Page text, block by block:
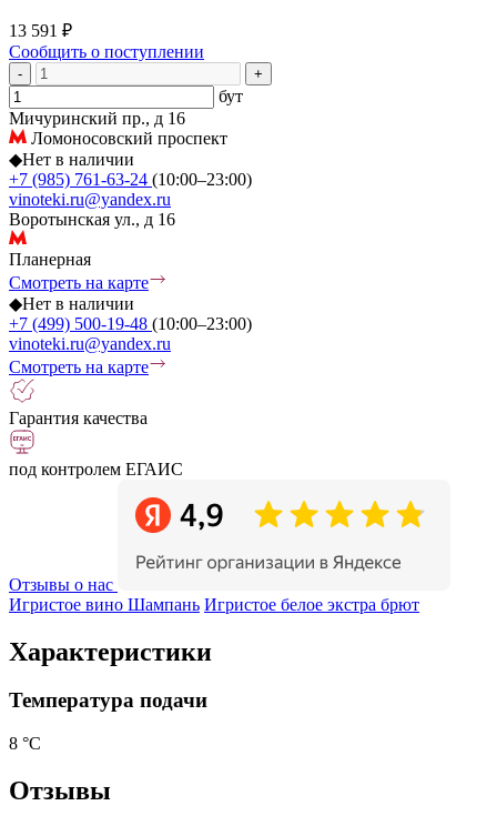
13 591 ₽
Сообщить о поступлении
- +
бут
Мичуринский пр., д 16
Ломоносовский проспект
◆Нет в наличии
+7 (985) 761-63-24 (10:00–23:00)
vinoteki.ru@yandex.ru
Воротынская ул., д 16
Планерная
Смотреть на карте
◆Нет в наличии
+7 (499) 500-19-48 (10:00–23:00)
vinoteki.ru@yandex.ru
Смотреть на карте
Гарантия качества
под контролем ЕГАИС
Отзывы о нас
Игристое вино Шампань Игристое белое экстра брют
Характеристики
Температура подачи
8 °С
Отзывы